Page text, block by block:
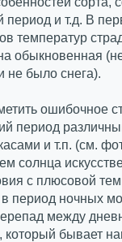
период и т.д. В
температур
обыкновенная
не было снега).
ошибочное
период
и т.п. (см.
солнца
с плюсовой
в период ночных
между
который бывает